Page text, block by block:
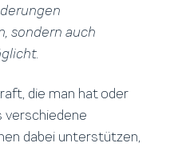
sondern auch
die man hat oder
verschiedene
dabei unterstützen,